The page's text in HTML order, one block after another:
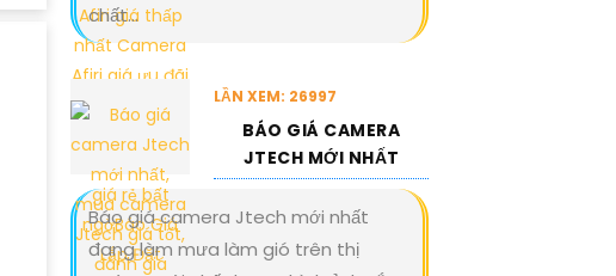
chất...
LẦN XEM: 26997
BÁO GIÁ CAMERA
JTECH MỚI NHẤT
Báo giá camera Jtech mới nhất
đang làm mưa làm gió trên thị